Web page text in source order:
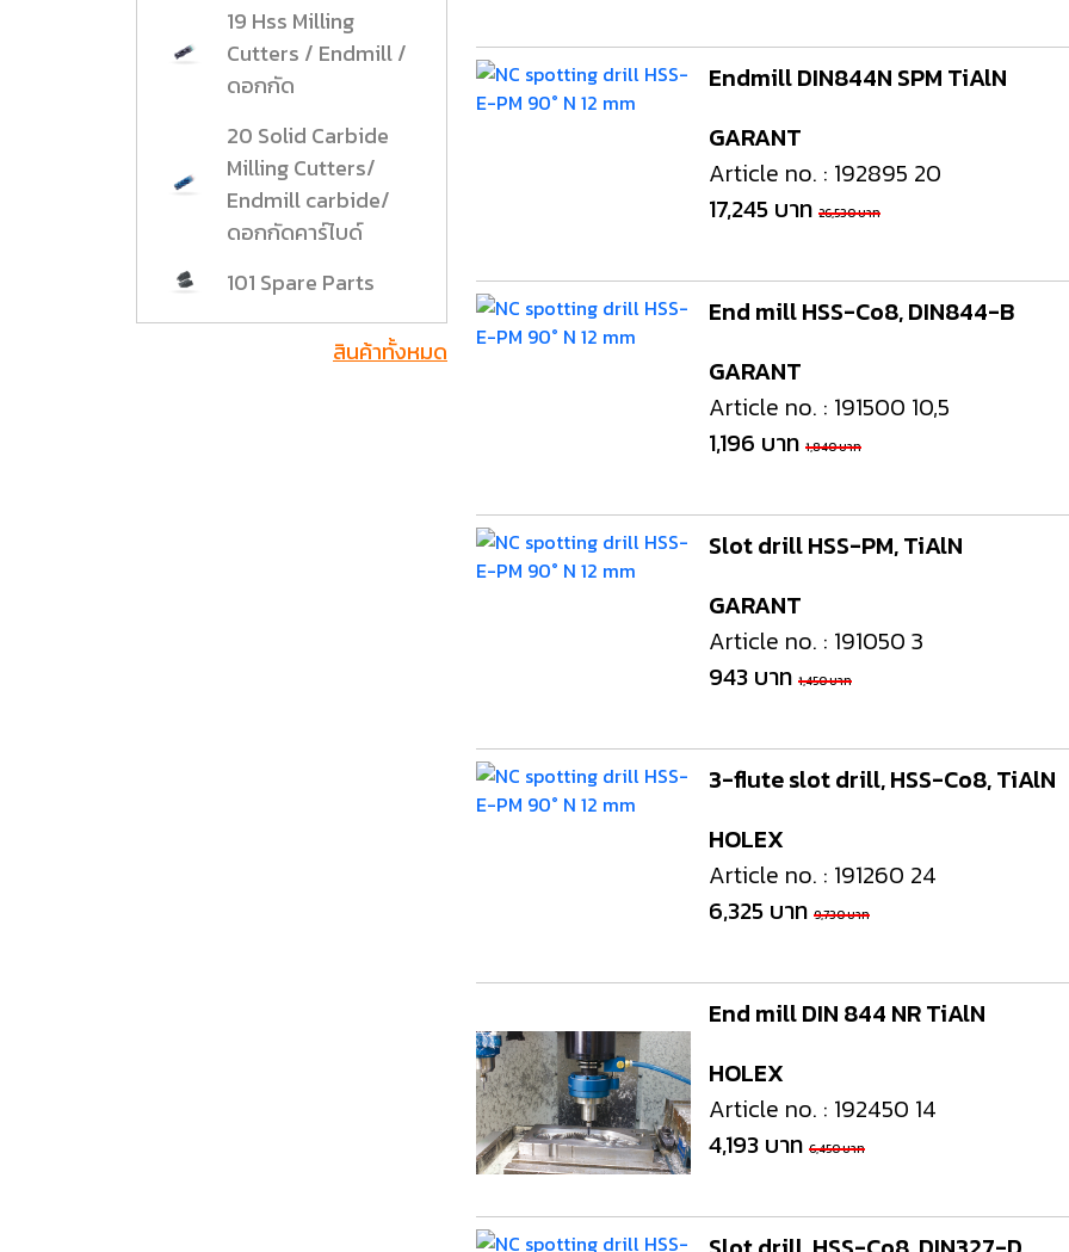
19 Hss Milling
Cutters / Endmill /
ดอกกัด
20 Solid Carbide
Milling Cutters/
Endmill carbide/
ดอกกัดคาร์ไบด์
101 Spare Parts
สินค้าทั้งหมด
GARANT
Endmill DIN844N SPM TiAlN
Article no. : 192895 20
17,245 บาท 26,530 บาท
GARANT
End mill HSS-Co8, DIN844-B
Article no. : 191500 10,5
1,196 บาท 1,840 บาท
GARANT
Slot drill HSS-PM, TiAlN
Article no. : 191050 3
943 บาท 1,450 บาท
HOLEX
3-flute slot drill, HSS-Co8, TiAlN
Article no. : 191260 24
6,325 บาท 9,730 บาท
HOLEX
End mill DIN 844 NR TiAlN
Article no. : 192450 14
4,193 บาท 6,450 บาท